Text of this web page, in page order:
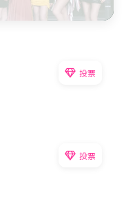
投票
投票